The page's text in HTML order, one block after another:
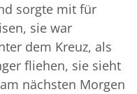
sorgte mit für
sie war
dem Kreuz, als
fliehen, sie sieht
nächsten Morgen